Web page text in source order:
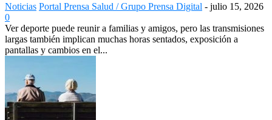
Noticias Portal Prensa Salud / Grupo Prensa Digital - julio 15, 2026
0
Ver deporte puede reunir a familias y amigos, pero las transmisiones
largas también implican muchas horas sentados, exposición a
pantallas y cambios en el...